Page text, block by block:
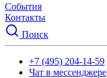
События
Контакты
Поиск
+7 (495) 204-14-59
Чат в мессенджере